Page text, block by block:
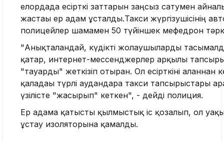
елордада есірткі заттарын заңсыз сатумен
жастағы ер адам ұсталды.Такси жүргізушісінің
полицейлер шамамен 50 түйіншек мефедрон
"Анықталғандай, күдікті жолаушыларды
қатар, интернет-мессенджерлер арқылы
"тауарды" жеткізіп отырған. Ол есірткіні алғаннан
қаладағы түрлі аудандарға такси тапсырыстары
үзілісте "жасырып" кеткен", - дейді полиция.
Ер адамға қатысты қылмыстық іс қозғалып, ол
ұстау изоляторына қамалды.